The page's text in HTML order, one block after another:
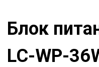
Блок
LC-WP-